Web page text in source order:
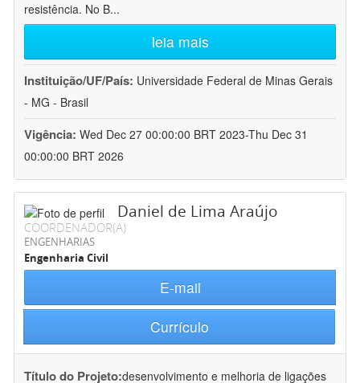
resistência. No B...
leia mais
Instituição/UF/País: Universidade Federal de Minas Gerais
- MG - Brasil
Vigência: Wed Dec 27 00:00:00 BRT 2023-Thu Dec 31
00:00:00 BRT 2026
Daniel de Lima Araújo
COORDENADOR(A)
ENGENHARIAS
Engenharia Civil
E-mail
Currículo
Título do Projeto:desenvolvimento e melhoria de ligações